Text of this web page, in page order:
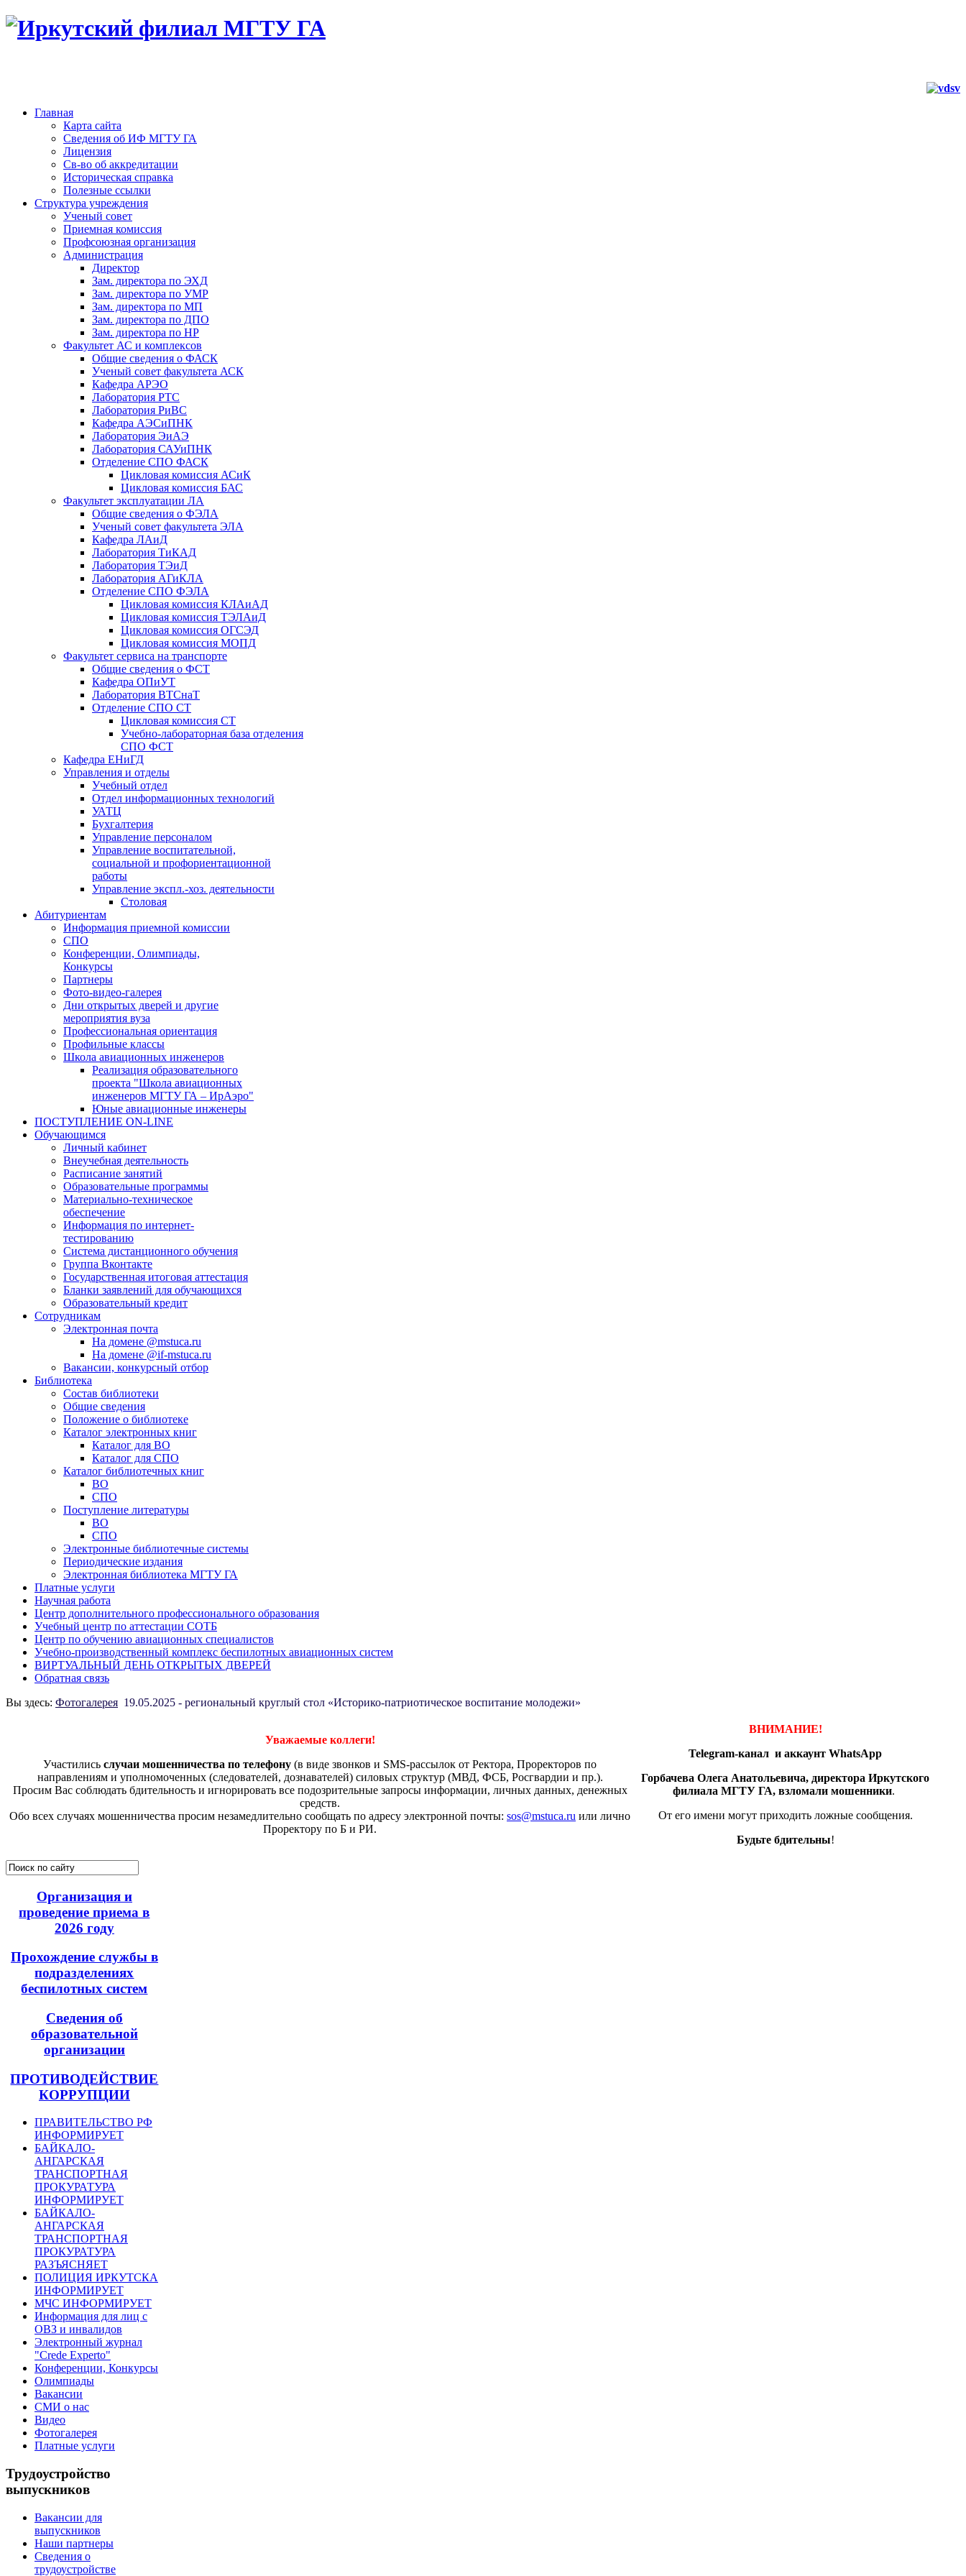
Главная
Карта сайта
Сведения об ИФ МГТУ ГА
Лицензия
Св-во об аккредитации
Историческая справка
Полезные ссылки
Структура учреждения
Ученый совет
Приемная комиссия
Профсоюзная организация
Администрация
Директор
Зам. директора по ЭХД
Зам. директора по УМР
Зам. директора по МП
Зам. директора по ДПО
Зам. директора по НР
Факультет АС и комплексов
Общие сведения о ФАСК
Ученый совет факультета АСК
Кафедра АРЭО
Лаборатория РТС
Лаборатория РиВС
Кафедра АЭСиПНК
Лаборатория ЭиАЭ
Лаборатория САУиПНК
Отделение СПО ФАСК
Цикловая комиссия АСиК
Цикловая комиссия БАС
Факультет эксплуатации ЛА
Общие сведения о ФЭЛА
Ученый совет факультета ЭЛА
Кафедра ЛАиД
Лаборатория ТиКАД
Лаборатория ТЭиД
Лаборатория АГиКЛА
Отделение СПО ФЭЛА
Цикловая комиссия КЛАиАД
Цикловая комиссия ТЭЛАиД
Цикловая комиссия ОГСЭД
Цикловая комиссия МОПД
Факультет сервиса на транспорте
Общие сведения о ФСТ
Кафедра ОПиУТ
Лаборатория ВТСнаТ
Отделение СПО СТ
Цикловая комиссия СТ
Учебно-лабораторная база отделения
СПО ФСТ
Кафедра ЕНиГД
Управления и отделы
Учебный отдел
Отдел информационных технологий
УАТЦ
Бухгалтерия
Управление персоналом
Управление воспитательной,
социальной и профориентационной
работы
Управление экспл.-хоз. деятельности
Столовая
Абитуриентам
Информация приемной комиссии
СПО
Конференции, Олимпиады,
Конкурсы
Партнеры
Фото-видео-галерея
Дни открытых дверей и другие
мероприятия вуза
Профессиональная ориентация
Профильные классы
Школа авиационных инженеров
Реализация образовательного
проекта "Школа авиационных
инженеров МГТУ ГА – ИрАэро"
Юные авиационные инженеры
ПОСТУПЛЕНИЕ ON-LINE
Обучающимся
Личный кабинет
Внеучебная деятельность
Расписание занятий
Образовательные программы
Материально-техническое
обеспечение
Информация по интернет-
тестированию
Система дистанционного обучения
Группа Вконтакте
Государственная итоговая аттестация
Бланки заявлений для обучающихся
Образовательный кредит
Сотрудникам
Электронная почта
На домене @mstuca.ru
На домене @if-mstuca.ru
Вакансии, конкурсный отбор
Библиотека
Состав библиотеки
Общие сведения
Положение о библиотеке
Каталог электронных книг
Каталог для ВО
Каталог для СПО
Каталог библиотечных книг
ВО
СПО
Поступление литературы
ВО
СПО
Электронные библиотечные системы
Периодические издания
Электронная библиотека МГТУ ГА
Платные услуги
Научная работа
Центр дополнительного профессионального образования
Учебный центр по аттестации СОТБ
Центр по обучению авиационных специалистов
Учебно-производственный комплекс беспилотных авиационных систем
ВИРТУАЛЬНЫЙ ДЕНЬ ОТКРЫТЫХ ДВЕРЕЙ
Обратная связь
Вы здесь: Фотогалерея 19.05.2025 - региональный круглый стол «Историко-патриотическое воспитание молодежи»
Уважаемые коллеги!
Участились случаи мошенничества по телефону (в виде звонков и SMS-рассылок от Ректора, Проректоров по
направлениям и уполномоченных (следователей, дознавателей) силовых структур (МВД, ФСБ, Росгвардии и пр.).
Просим Вас соблюдать бдительность и игнорировать все подозрительные запросы информации, личных данных, денежных
средств.
Обо всех случаях мошенничества просим незамедлительно сообщать по адресу электронной почты: sos@mstuca.ru или лично
Проректору по Б и РИ.
ВНИМАНИЕ!
Telegram-канал и аккаунт WhatsApp
Горбачева Олега Анатольевича, директора Иркутского
филиала МГТУ ГА, взломали мошенники.
От его имени могут приходить ложные сообщения.
Будьте бдительны!
Организация и
проведение приема в
2026 году
Прохождение службы в
подразделениях
беспилотных систем
Сведения об
образовательной
организации
ПРОТИВОДЕЙСТВИЕ
КОРРУПЦИИ
ПРАВИТЕЛЬСТВО РФ
ИНФОРМИРУЕТ
БАЙКАЛО-
АНГАРСКАЯ
ТРАНСПОРТНАЯ
ПРОКУРАТУРА
ИНФОРМИРУЕТ
БАЙКАЛО-
АНГАРСКАЯ
ТРАНСПОРТНАЯ
ПРОКУРАТУРА
РАЗЪЯСНЯЕТ
ПОЛИЦИЯ ИРКУТСКА
ИНФОРМИРУЕТ
МЧС ИНФОРМИРУЕТ
Информация для лиц с
ОВЗ и инвалидов
Электронный журнал
"Crede Experto"
Конференции, Конкурсы
Олимпиады
Вакансии
СМИ о нас
Видео
Фотогалерея
Платные услуги
Трудоустройство
выпускников
Вакансии для
выпускников
Наши партнеры
Сведения о
трудоустройстве